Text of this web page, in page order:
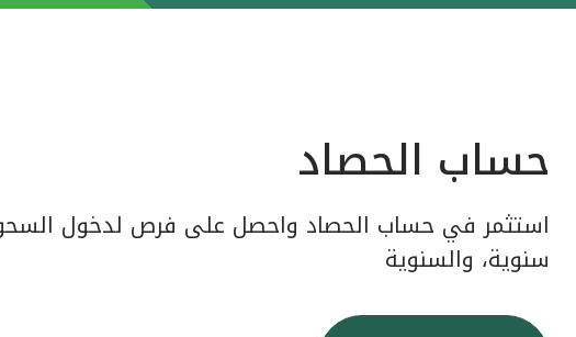
حساب الحصاد
استثمر في حساب الحصاد واحصل على فرص لدخول
سنوية، والسنوية